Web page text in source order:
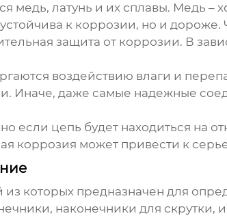
медь, латунь и их сплавы. Медь –
к коррозии, но и дороже.
защита от коррозии. В
воздействию влаги и
Иначе, даже самые надежные
цепь будет находиться на
коррозия может привести к
из которых предназначен для
наконечники для скрутки,